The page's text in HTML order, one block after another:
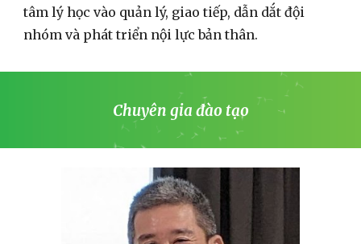
tâm lý học vào quản lý, giao tiếp, dẫn dắt đội
nhóm và phát triển nội lực bản thân.
Chuyên gia đào tạo